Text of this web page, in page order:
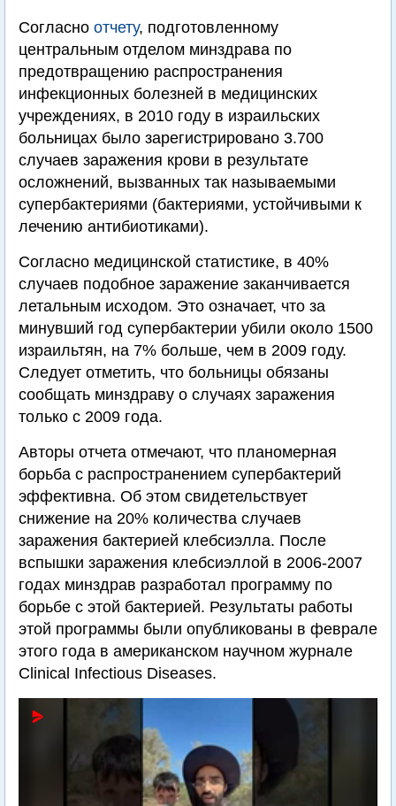
Согласно отчету, подготовленному
центральным отделом минздрава по
предотвращению распространения
инфекционных болезней в медицинских
учреждениях, в 2010 году в израильских
больницах было зарегистрировано 3.700
случаев заражения крови в результате
осложнений, вызванных так называемыми
супербактериями (бактериями, устойчивыми к
лечению антибиотиками).
Согласно медицинской статистике, в 40%
случаев подобное заражение заканчивается
летальным исходом. Это означает, что за
минувший год супербактерии убили около 1500
израильтян, на 7% больше, чем в 2009 году.
Следует отметить, что больницы обязаны
сообщать минздраву о случаях заражения
только с 2009 года.
Авторы отчета отмечают, что планомерная
борьба с распространением супербактерий
эффективна. Об этом свидетельствует
снижение на 20% количества случаев
заражения бактерией клебсиэлла. После
вспышки заражения клебсиэллой в 2006-2007
годах минздрав разработал программу по
борьбе с этой бактерией. Результаты работы
этой программы были опубликованы в феврале
этого года в американском научном журнале
Clinical Infectious Diseases.